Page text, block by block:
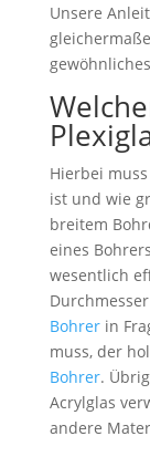
Unsere
Hierbei
ist und wie
breitem
eines
wesentlich
Bohrerin
muss, der
Bohrer.
Acrylglas
andere